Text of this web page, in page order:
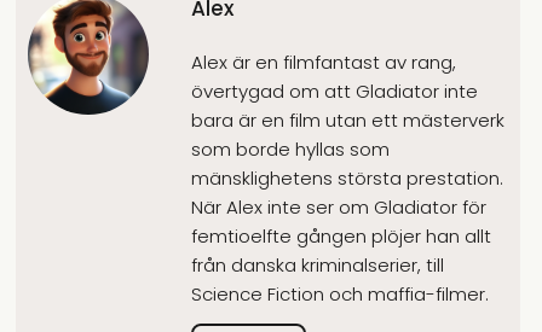
Alex
Alex är en filmfantast av rang,
övertygad om att Gladiator inte
bara är en film utan ett mästerverk
som borde hyllas som
mänsklighetens största prestation.
När Alex inte ser om Gladiator för
femtioelfte gången plöjer han allt
från danska kriminalserier, till
Science Fiction och maffia-filmer.